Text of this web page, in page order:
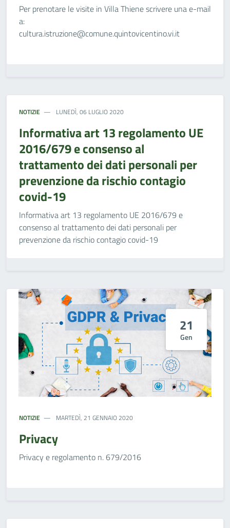
Per prenotare le visite in Villa Thiene scrivere una e-mail
a:
cultura.istruzione@comune.quintovicentino.vi.it
NOTIZIE LUNEDÌ, 06 LUGLIO 2020
Informativa art 13 regolamento UE
2016/679 e consenso al
trattamento dei dati personali per
prevenzione da rischio contagio
covid-19
Informativa art 13 regolamento UE 2016/679 e
consenso al trattamento dei dati personali per
prevenzione da rischio contagio covid-19
21
Gen
NOTIZIE MARTEDÌ, 21 GENNAIO 2020
Privacy
Privacy e regolamento n. 679/2016